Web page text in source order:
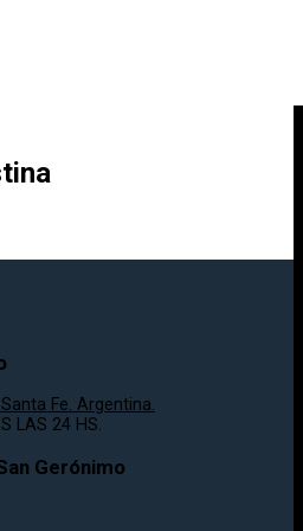
Fe. Argentina.
LAS 24 HS.
Gerónimo